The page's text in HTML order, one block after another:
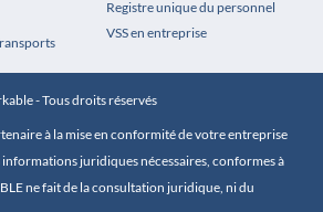
Registre unique du personnel
VSS en entreprise
- Tous droits réservés
à la mise en conformité de votre entreprise
juridiques nécessaires, conformes à
ne fait de la consultation juridique, ni du